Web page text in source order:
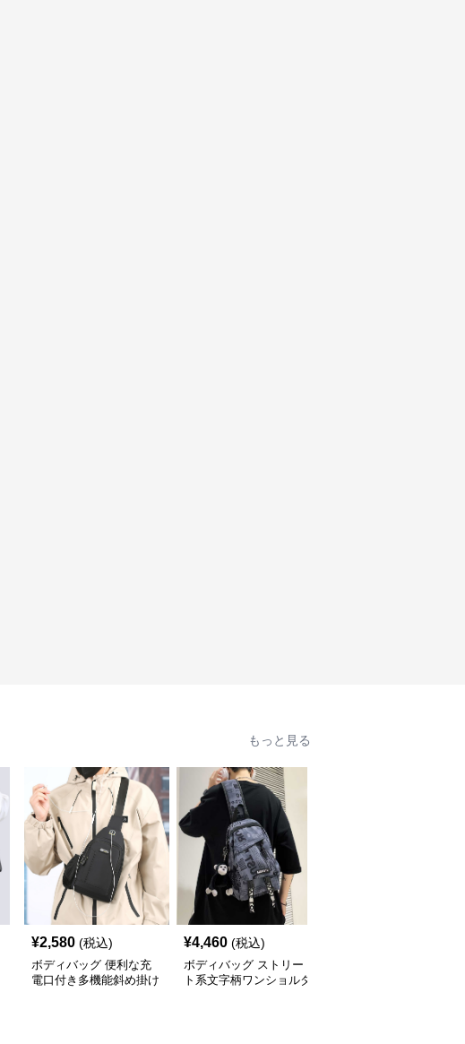
もっと見る
¥2,580 (税込)
ボディバッグ 便利な充
電口付き多機能斜め掛け
¥4,460 (税込)
ボディバッグ ストリー
ト系文字柄ワンショルダ